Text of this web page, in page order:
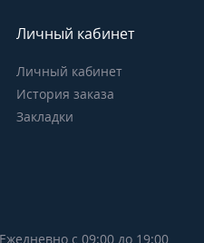
Личный кабинет
Личный кабинет
История заказа
Закладки
Ежедневно с 09:00 до 19:00